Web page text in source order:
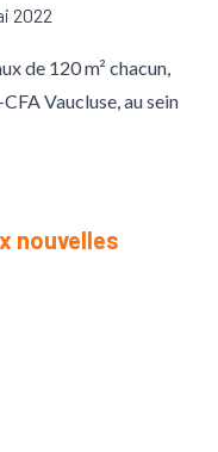
2022
de 120 m² chacun,
Vaucluse, au sein
nouvelles